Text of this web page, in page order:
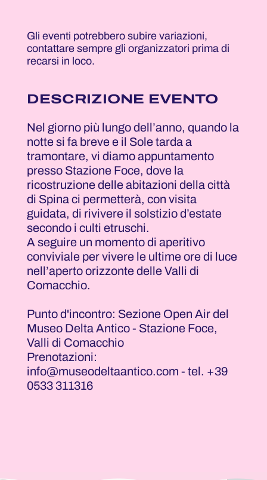
Gli eventi potrebbero subire variazioni,
contattare sempre gli organizzatori prima di
recarsi in loco.
DESCRIZIONE EVENTO
Nel giorno più lungo dell’anno, quando la
notte si fa breve e il Sole tarda a
tramontare, vi diamo appuntamento
presso Stazione Foce, dove la
ricostruzione delle abitazioni della città
di Spina ci permetterà, con visita
guidata, di rivivere il solstizio d’estate
secondo i culti etruschi.
A seguire un momento di aperitivo
conviviale per vivere le ultime ore di luce
nell’aperto orizzonte delle Valli di
Comacchio.
Punto d'incontro: Sezione Open Air del
Museo Delta Antico - Stazione Foce,
Valli di Comacchio
Prenotazioni:
info@museodeltaantico.com - tel. +39
0533 311316